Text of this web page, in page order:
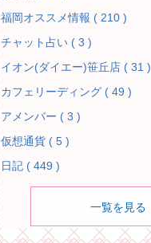
福岡オススメ情報 ( 210 )
チャット占い ( 3 )
イオン(ダイエー)笹丘店 ( 31 )
カフェリーディング ( 49 )
アメンバー ( 3 )
仮想通貨 ( 5 )
日記 ( 449 )
一覧を見る